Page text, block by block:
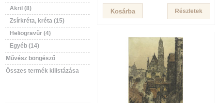
Akril (8)
Zsírkréta, kréta (15)
Heliogravűr (4)
Egyéb (14)
Művész böngésző
Összes termék kilistázása
Részletek